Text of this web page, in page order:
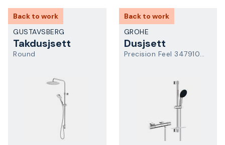
Back to work
GUSTAVSBERG
Takdusjsett
Round
Back to work
GROHE
Dusjsett
Precision Feel 34791001